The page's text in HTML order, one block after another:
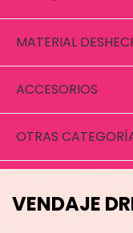
MATERIAL
ACCESORIOS
OTRAS
VENDAJE